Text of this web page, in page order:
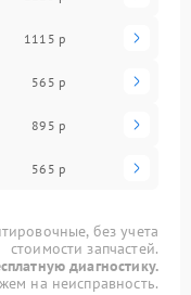
1115 р
565 р
895 р
565 р
без учета
стоимости запчастей.
диагностику.
на неисправность.